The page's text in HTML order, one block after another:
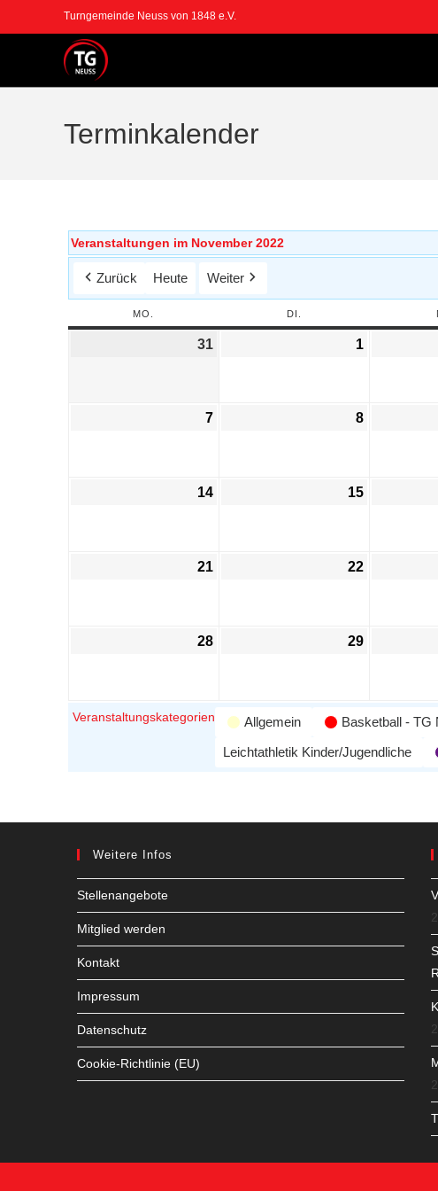
Turngemeinde Neuss von 1848 e.V.
Terminkalender
Veranstaltungen im November 2022
Zurück Heute Weiter
MO. DI.
31 1
7 8
14 15
21 22
28 29
Veranstaltungskategorien Allgemein Basketball - TG
Leichtathletik Kinder/Jugendliche
Weitere Infos
Stellenangebote
Mitglied werden
Kontakt
Impressum
Datenschutz
Cookie-Richtlinie (EU)